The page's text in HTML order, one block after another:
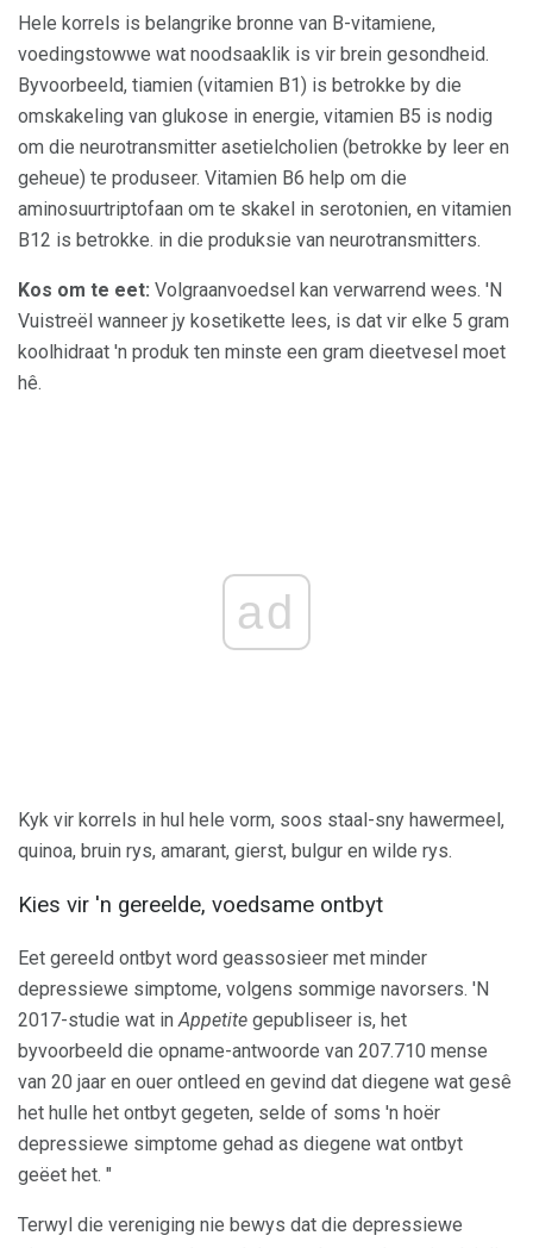
Hele korrels is belangrike bronne van B-vitamiene,
voedingstowwe wat noodsaaklik is vir brein gesondheid.
Byvoorbeeld, tiamien (vitamien B1) is betrokke by die
omskakeling van glukose in energie, vitamien B5 is nodig
om die neurotransmitter asetielcholien (betrokke by leer en
geheue) te produseer. Vitamien B6 help om die
aminosuurtriptofaan om te skakel in serotonien, en vitamien
B12 is betrokke. in die produksie van neurotransmitters.
Kos om te eet: Volgraanvoedsel kan verwarrend wees. 'N
Vuistreël wanneer jy kosetikette lees, is dat vir elke 5 gram
koolhidraat 'n produk ten minste een gram dieetvesel moet
hê.
ad
Kyk vir korrels in hul hele vorm, soos staal-sny hawermeel,
quinoa, bruin rys, amarant, gierst, bulgur en wilde rys.
Kies vir 'n gereelde, voedsame ontbyt
Eet gereeld ontbyt word geassosieer met minder
depressiewe simptome, volgens sommige navorsers. 'N
2017-studie wat inAppetite gepubliseer is, het
byvoorbeeld die opname-antwoorde van 207.710 mense
van 20 jaar en ouer ontleed en gevind dat diegene wat gesê
het hulle het ontbyt gegeten, selde of soms 'n hoër
depressiewe simptome gehad as diegene wat ontbyt
geëet het. "
Terwyl die vereniging nie bewys dat die depressiewe